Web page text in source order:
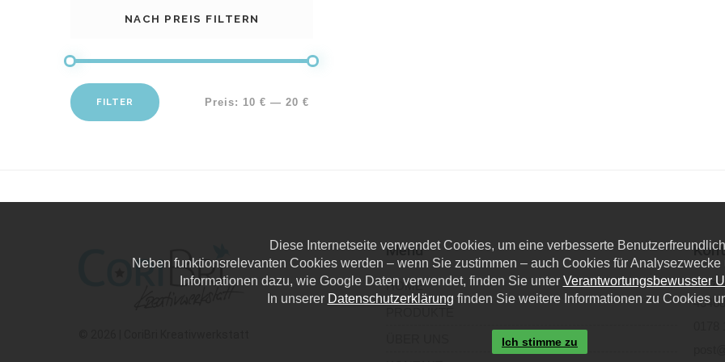
NACH PREIS FILTERN
FILTER Preis: 10 € — 20 €
Menü
HOME
Diese Internetseite verwendet Cookies, um eine verbesserte
Neben funktionsrelevanten Cookies werden – wenn Sie zustimmen – auch Cookies für
Informationen dazu, wie Google Daten verwendet, finden Sie unter Verantwortungsbewusster
In unserer Datenschutzerklärung finden Sie weitere Informationen zu Cookies
Ich stimme zu